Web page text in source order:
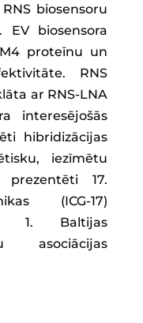
biosensoru
EV biosensora
proteīnu un
RNS
ar RNS-LNA
interesējošās
hibridizācijas
iezīmētu
prezentēti 17.
(ICG-17)
1. Baltijas
asociācijas